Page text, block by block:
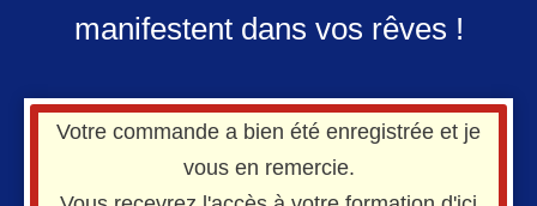
manifestent dans vos rêves !
Votre commande a bien été enregistrée et je
vous en remercie.